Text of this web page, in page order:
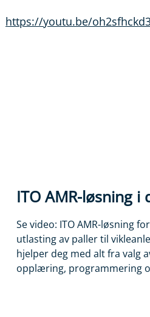
https://youtu.be/
ITO AMR-løsning i
Se video: ITO AMR-løsning
utlasting av paller til
hjelper deg med alt fra valg
opplæring, programmering